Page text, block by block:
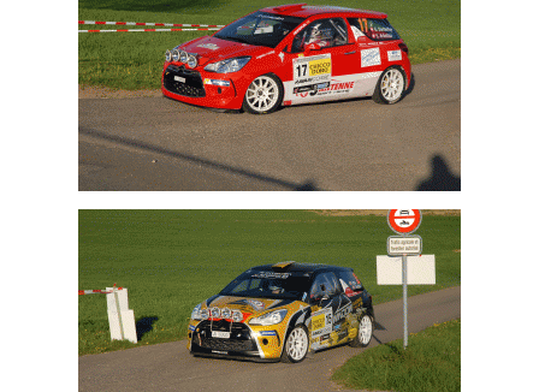
Georges Darbellay